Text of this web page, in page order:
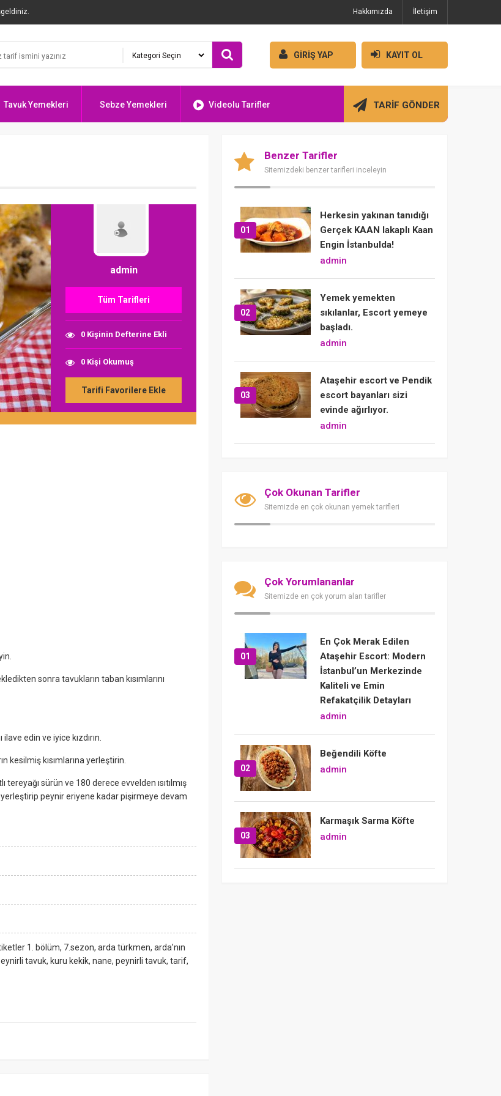
Hakkımızda İletişim
GİRİŞ YAP KAYIT OL
Tavuk Yemekleri Sebze Yemekleri Videolu Tarifler TARİF GÖNDER
admin
Tüm Tarifleri
0 Kişinin Defterine Ekli
0 Kişi Okumuş
Tarifi Favorilere Ekle
sonra tavukların taban kısımlarını
edin ve iyice kızdırın.
kesilmiş kısımlarına yerleştirin.
sürün ve 180 derece evvelden ısıtılmış
peynir eriyene kadar pişirmeye devam
1. bölüm, 7.sezon, arda türkmen, arda’nın
tavuk, kuru kekik, nane, peynirli tavuk, tarif,
Benzer Tarifler
Sitemizdeki benzer tarifleri inceleyin
01
Herkesin yakınan tanıdığı
Gerçek KAAN lakaplı Kaan
Engin İstanbulda!
admin
02
Yemek yemekten
sıkılanlar, Escort yemeye
başladı.
admin
03
Ataşehir escort ve Pendik
escort bayanları sizi
evinde ağırlıyor.
admin
Çok Okunan Tarifler
Sitemizde en çok okunan yemek tarifleri
Çok Yorumlananlar
Sitemizde en çok yorum alan tarifler
01
En Çok Merak Edilen
Ataşehir Escort: Modern
İstanbul’un Merkezinde
Kaliteli ve Emin
Refakatçilik Detayları
admin
02
Beğendili Köfte
admin
03
Karmaşık Sarma Köfte
admin